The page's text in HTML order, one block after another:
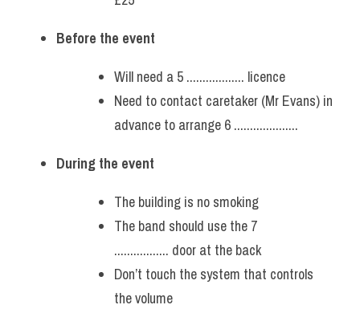
Before the event
Will need a 5 .................. licence
Need to contact caretaker (Mr Evans) in
advance to arrange 6 ....................
During the event
The building is no smoking
The band should use the 7
................. door at the back
Don’t touch the system that controls
the volume